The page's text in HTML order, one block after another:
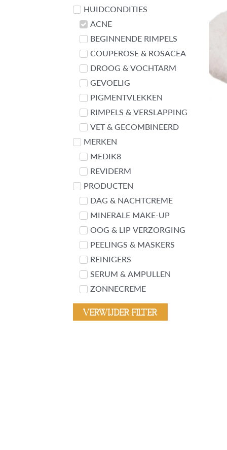
HUIDCONDITIES
ACNE
BEGINNENDE RIMPELS
COUPEROSE & ROSACEA
DROOG & VOCHTARM
GEVOELIG
PIGMENTVLEKKEN
RIMPELS & VERSLAPPING
VET & GECOMBINEERD
MERKEN
MEDIK8
REVIDERM
PRODUCTEN
DAG & NACHTCREME
MINERALE MAKE-UP
OOG & LIP VERZORGING
PEELINGS & MASKERS
REINIGERS
SERUM & AMPULLEN
ZONNECREME
Verwijder filter